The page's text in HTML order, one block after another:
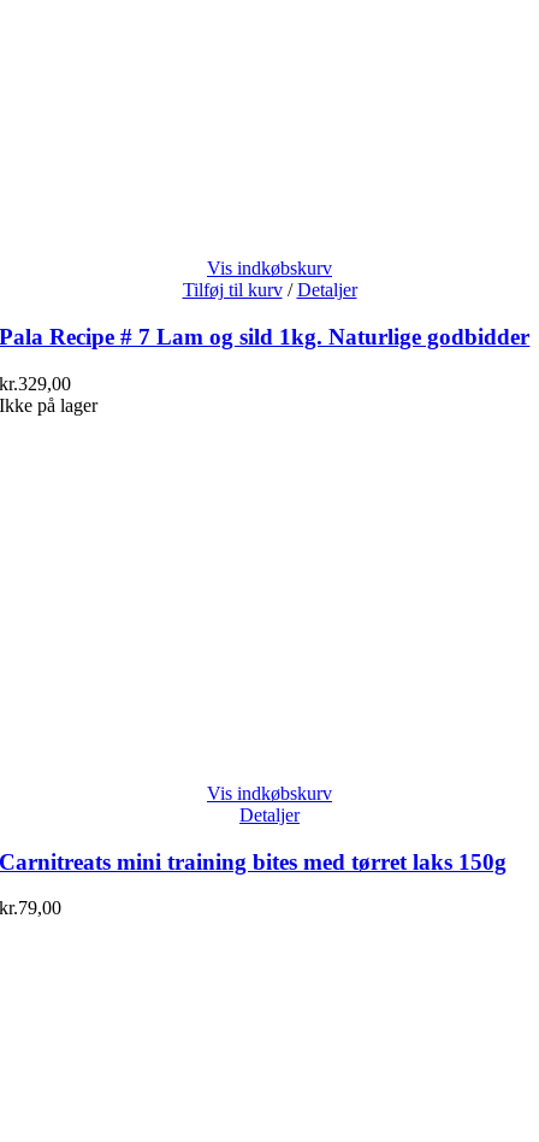
Vis indkøbskurv
Tilføj til kurv / Detaljer
Pala Recipe # 7 Lam og sild 1kg. Naturlige godbidder
kr.329,00
Ikke på lager
Vis indkøbskurv
Detaljer
Carnitreats mini training bites med tørret laks 150g
kr.79,00